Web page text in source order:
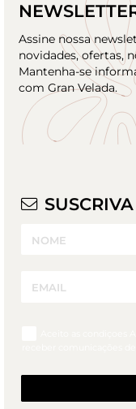
Assine nossa
novidades, ofertas,
Mantenha-se
com Gran Velada.